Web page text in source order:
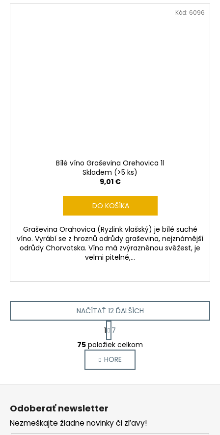
Bílé víno Graševina Orehovica 1l
Skladem (>5 ks)
9,01 €
DO KOŠÍKA
Graševina Orahovica (Ryzlink vlašský) je bílé suché
víno. Vyrábí se z hroznů odrůdy graševina, nejznámější
odrůdy Chorvatska. Víno má zvýrazněnou svěžest, je
velmi pitelné,...
Kód: 6096
O
v
l
á
d
e
NAČÍTAŤ 12 ĎALŠÍCH
S
t
r
á
n
k
e
1
7
75 položiek celkom
HORE
Z
Odoberať newsletter
Nezmeškajte žiadne novinky či zľavy!